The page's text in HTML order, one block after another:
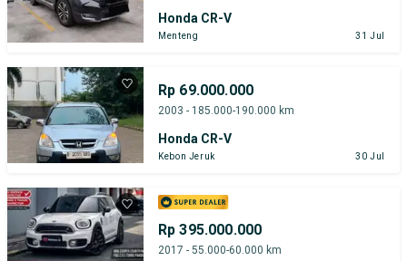
Honda CR-V
Menteng 31 Jul
Rp 69.000.000
2003 - 185.000-190.000 km
Honda CR-V
Kebon Jeruk 30 Jul
Rp 395.000.000
2017 - 55.000-60.000 km